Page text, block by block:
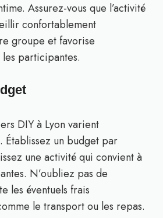
Assurez-vous que l’activité
confortablement
groupe et favorise
participantes.
DIY à Lyon varient
Établissez un budget par
une activité qui convient à
N’oubliez pas de
les éventuels frais
le transport ou les repas.